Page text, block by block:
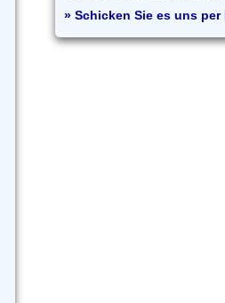
» Schicken Sie es uns per